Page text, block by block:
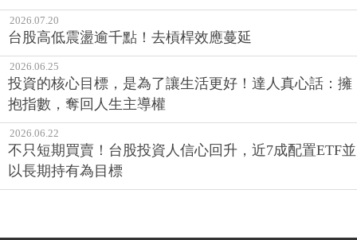
2026.07.20
台股高低震盪逾千點！去槓桿效應蔓延
2026.06.25
投資的核心目標，是為了讓生活更好！達人真心話：擁
抱指數，奪回人生主導權
2026.06.22
不只短期買賣！台股投資人信心回升，近7成配置ETF並
以長期持有為目標